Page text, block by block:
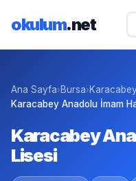
okulum.net
Ana Sayfa› Bursa› Karacabey
Karacabey Anadolu İmam
Karacabey
Lisesi